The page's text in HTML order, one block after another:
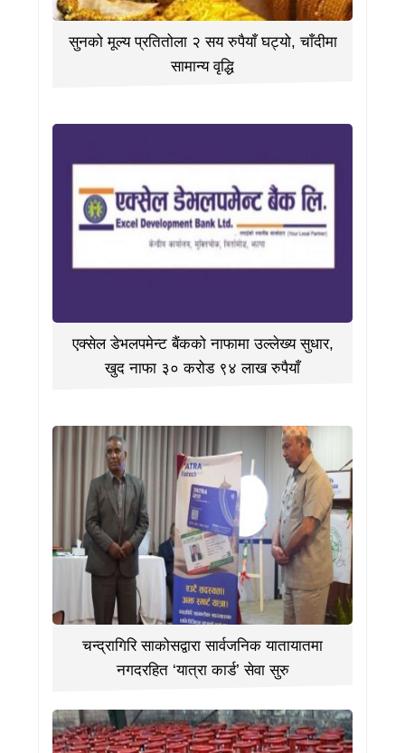
सुनको मूल्य प्रतितोला २ सय रुपैयाँ घट्यो, चाँदीमा
सामान्य वृद्धि
एक्सेल डेभलपमेन्ट बैंकको नाफामा उल्लेख्य सुधार,
खुद नाफा ३० करोड ९४ लाख रुपैयाँ
चन्द्रागिरि साकोसद्वारा सार्वजनिक यातायातमा
नगदरहित ‘यात्रा कार्ड’ सेवा सुरु